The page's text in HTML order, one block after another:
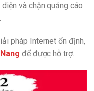
và chặn quảng cáo
pháp Internet ổn định,
để được hỗ trợ.